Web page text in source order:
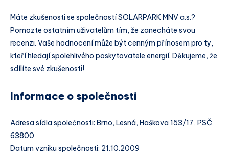
Máte zkušenosti se společností SOLARPARK MNV a.s.?
Pomozte ostatním uživatelům tím, že zanecháte svou
recenzi. Vaše hodnocení může být cenným přínosem pro ty,
kteří hledají spolehlivého poskytovatele energií. Děkujeme, že
sdílíte své zkušenosti!
Informace o společnosti
Adresa sídla společnosti: Brno, Lesná, Haškova 153/17, PSČ
63800
Datum vzniku společnosti: 21.10.2009